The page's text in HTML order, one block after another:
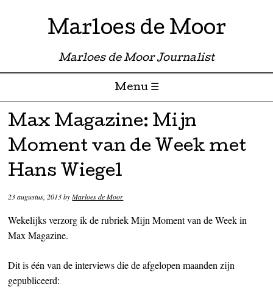
Marloes de Moor
Marloes de Moor Journalist
Menu ☰
Skip to content
Max Magazine: Mijn
Moment van de Week met
Hans Wiegel
23 augustus, 2013byMarloes de Moor
Wekelijks verzorg ik de rubriek Mijn Moment van de Week in
Max Magazine.
Dit is één van de interviews die de afgelopen maanden zijn
gepubliceerd: